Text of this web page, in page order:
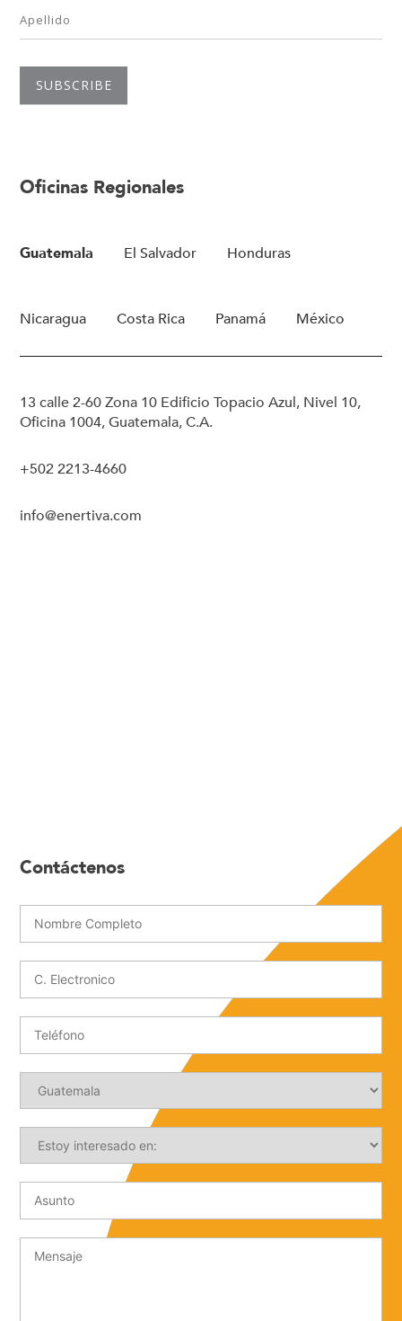
Oficinas Regionales
Guatemala El Salvador Honduras
Nicaragua Costa Rica Panamá México
13 calle 2-60 Zona 10 Edificio Topacio Azul, Nivel 10,
Oficina 1004, Guatemala, C.A.
+502 2213-4660
info@enertiva.com
Contáctenos